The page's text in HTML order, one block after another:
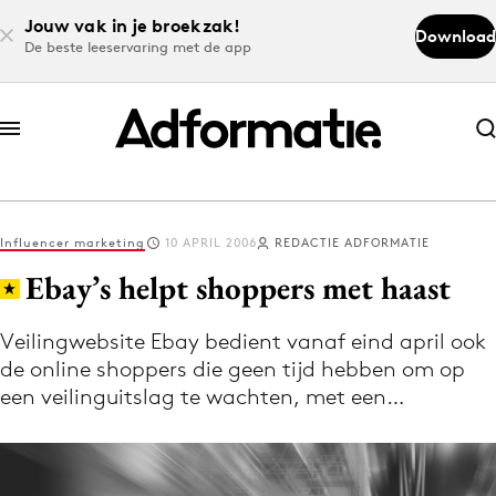
Jouw vak in je broekzak!
De beste leeservaring met de app
Download
Abonneer nu
Abonneer nu
Log in
Download de app
Volg het laatste nieuws via de Adformatie
Nieuws app
Influencer marketing 10 APRIL 2006 REDACTIE ADFORMATIE
Ebay’s helpt shoppers met haast
Veilingwebsite Ebay bedient vanaf eind april ook
de online shoppers die geen tijd hebben om op
een veilinguitslag te wachten, met een…